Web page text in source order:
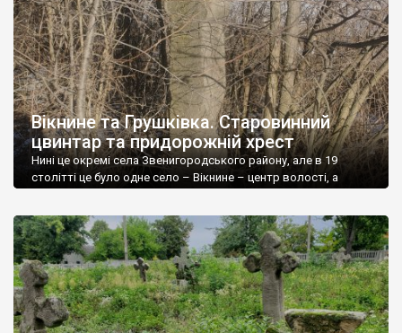
Вікнине та Грушківка. Старовинний
цвинтар та придорожній хрест
Нині це окремі села Звенигородського району, але в 19
столітті це було одне село – Вікнине – центр волості, а
чотирьох джерел – їх називали вікна. Звідти і назва села. Це
були озброєні люди – місцевість лежала на межі […]